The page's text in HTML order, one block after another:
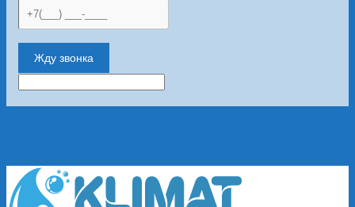
Жду звонка